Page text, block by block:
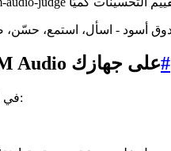
الإعداد المحلي: استخدام SAM Audio على جهازك#
عندما تكون مستعدًا لدمج SAM Audio في الإنتاج: